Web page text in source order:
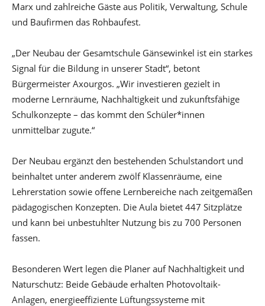
Marx und zahlreiche Gäste aus Politik, Verwaltung, Schule
und Baufirmen das Rohbaufest.
„Der Neubau der Gesamtschule Gänsewinkel ist ein starkes
Signal für die Bildung in unserer Stadt“, betont
Bürgermeister Axourgos. „Wir investieren gezielt in
moderne Lernräume, Nachhaltigkeit und zukunftsfähige
Schulkonzepte – das kommt den Schüler*innen
unmittelbar zugute.“
Der Neubau ergänzt den bestehenden Schulstandort und
beinhaltet unter anderem zwölf Klassenräume, eine
Lehrerstation sowie offene Lernbereiche nach zeitgemäßen
pädagogischen Konzepten. Die Aula bietet 447 Sitzplätze
und kann bei unbestuhlter Nutzung bis zu 700 Personen
fassen.
Besonderen Wert legen die Planer auf Nachhaltigkeit und
Naturschutz: Beide Gebäude erhalten Photovoltaik-
Anlagen, energieeffiziente Lüftungssysteme mit